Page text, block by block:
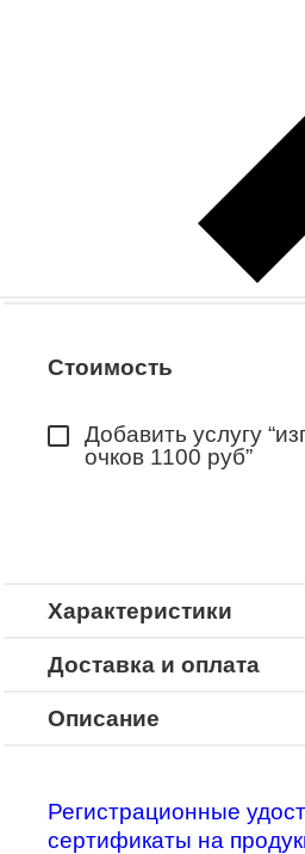
Заказать примерку
Закажите
в ближайший салон
*Доступно для
Стоимость
Добавить услугу
очков 1100 руб”
Характеристики
Доставка и оплата
Описание
Регистрационные
сертификаты на